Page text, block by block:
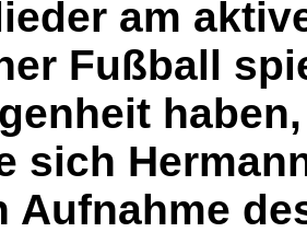
am
Fußball
sich
Aufnahme